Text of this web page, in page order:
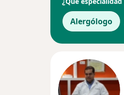
Alergólogo